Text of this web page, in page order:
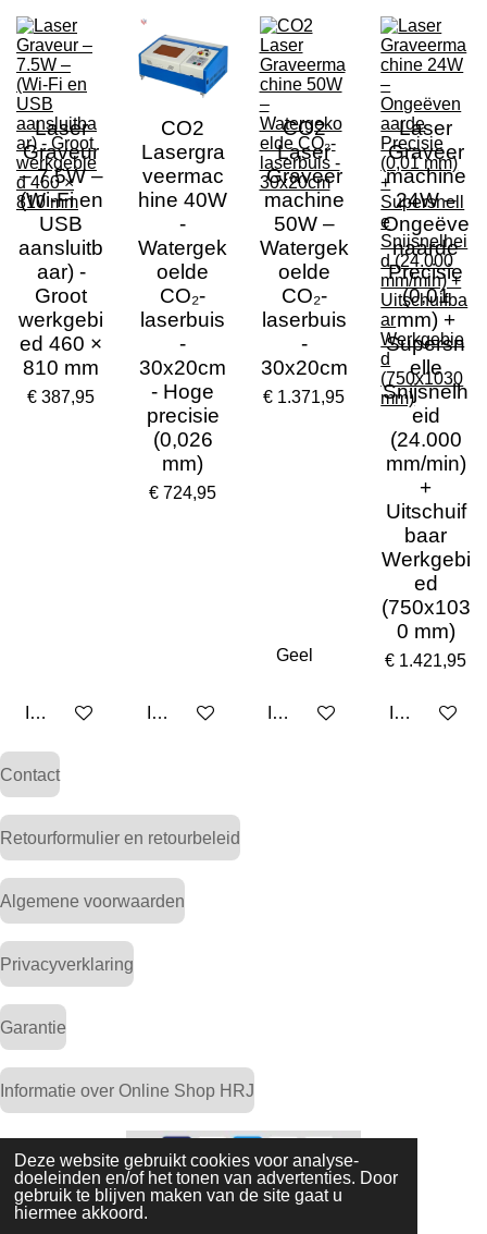
Deze website gebruikt cookies voor analyse-
doeleinden en/of het tonen van advertenties. Door
gebruik te blijven maken van de site gaat u
hiermee akkoord.
Laser
Graveur
– 7.5W –
(Wi-Fi en
USB
aansluitb
aar) -
Groot
werkgebi
ed 460 ×
810 mm
€ 387,95
In winkelwagen
CO2
Lasergra
veermac
hine 40W
-
Watergek
oelde
CO₂-
laserbuis
-
30x20cm
- Hoge
precisie
(0,026
mm)
€ 724,95
In winkelwagen
CO2
Laser
Graveer
machine
50W –
Watergek
oelde
CO₂-
laserbuis
-
30x20cm
€ 1.371,95
In winkelwagen
Laser
Graveer
machine
24W –
Ongeëve
naarde
Precisie
(0,01
mm) +
Supersn
elle
Snijsnelh
eid
(24.000
mm/min)
+
Uitschuif
baar
Werkgebi
ed
(750x103
0 mm)
€ 1.421,95
In
Contact
Retourformulier en retourbeleid
Algemene voorwaarden
Privacyverklaring
Garantie
Informatie over Online Shop HRJ
© 2024 Online Shop HRJ